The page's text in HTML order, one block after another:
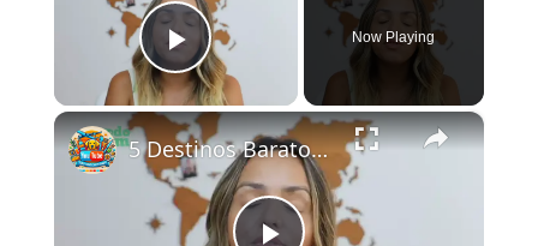
Play Video
Now Playing
×
5 Destinos Baratos no Brasil Para Conhecer e Amar! 🇧🇷✨